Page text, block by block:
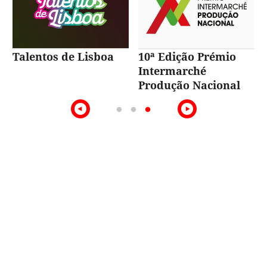
Talentos de Lisboa
10ª Edição Prémio
Intermarché
Produção Nacional